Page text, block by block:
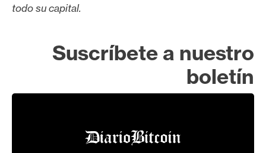
todo su capital.
Suscríbete a nuestro
boletín